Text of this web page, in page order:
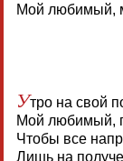
Мой любимый,
Утро на свой
Мой любимый,
Чтобы все
Лишь на